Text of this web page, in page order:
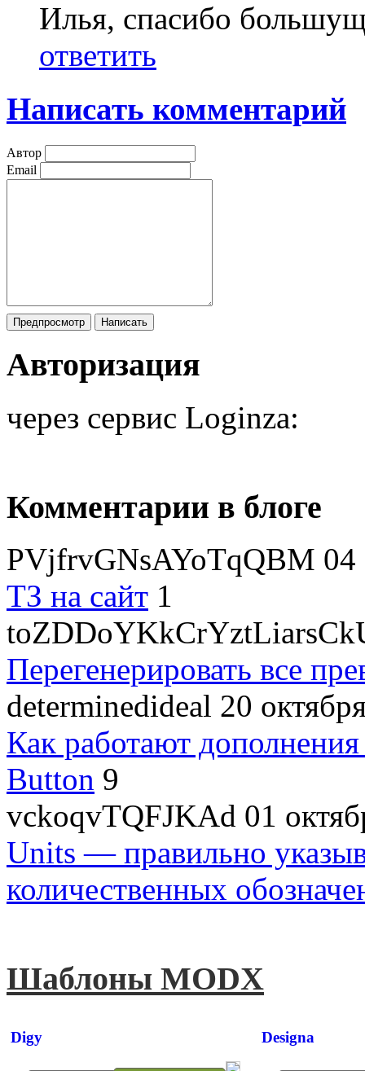
Илья, спасибо
ответить
Написать комментарий
Автор
Email
Авторизация
через сервис Loginza:
Комментарии в блоге
PVjfrvGNsAYoTqQBM 04
ТЗ на сайт 1
Перегенерировать все
determinedideal 20
Как работают
Button 9
vckoqvTQFJKAd 01
Units — правильно
количественных
Шаблоны MODX
Digy Designa